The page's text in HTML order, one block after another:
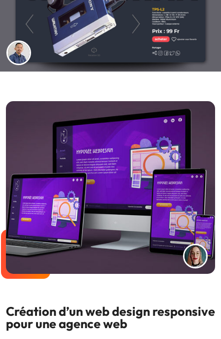
Création d’un web design responsive
pour une agence web